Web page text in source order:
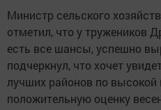
Министр сельского
отметил, что у тружеников
есть все шансы, успешно
подчеркнул, что хочет
лучших районов по высокой
положительную оценку